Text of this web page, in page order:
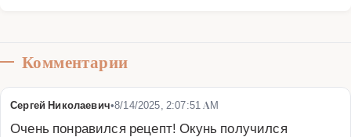
Комментарии
Сергей Николаевич•8/14/2025, 2:07:51 AM
Очень понравился рецепт! Окунь получился